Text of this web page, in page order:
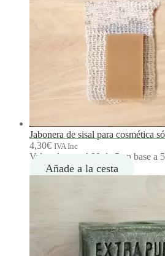
c
i
o
s
:
d
e
s
d
,
5
0
€
h
1
1
Jabonera de sisal para cosmética
4,30€ IVA Inc
Valorado con 4.90 de 5 en base a
Añade a la cesta